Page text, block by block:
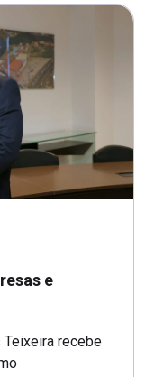
e
recebe